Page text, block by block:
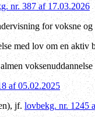
nr. 387 af 17.03.2026
for voksne
med lov om en aktiv
af 05.02.2025
jf.lovbekg. nr. 1245